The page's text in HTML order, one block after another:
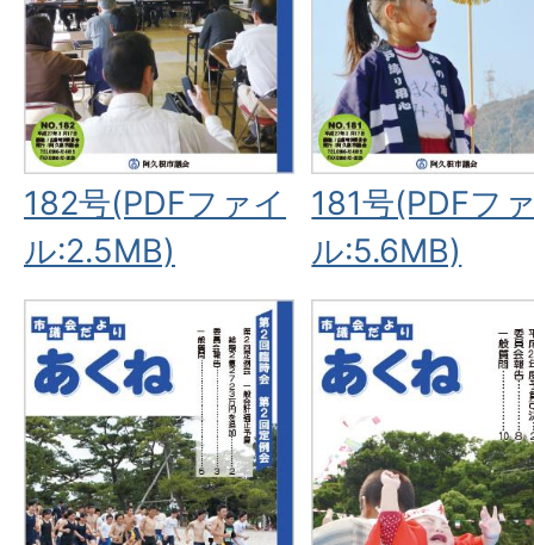
182号(PDFファイ
ル:2.5MB)
181号(PDFフ
ル:5.6MB)